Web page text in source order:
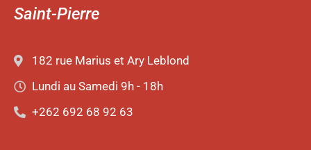
Saint-Pierre
182 rue Marius et Ary Leblond
Lundi au Samedi 9h - 18h
+262 692 68 92 63